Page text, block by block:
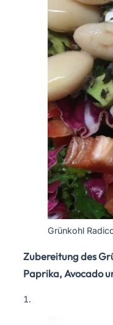
Grünkohl
Zubereitung des
Paprika, Avocado